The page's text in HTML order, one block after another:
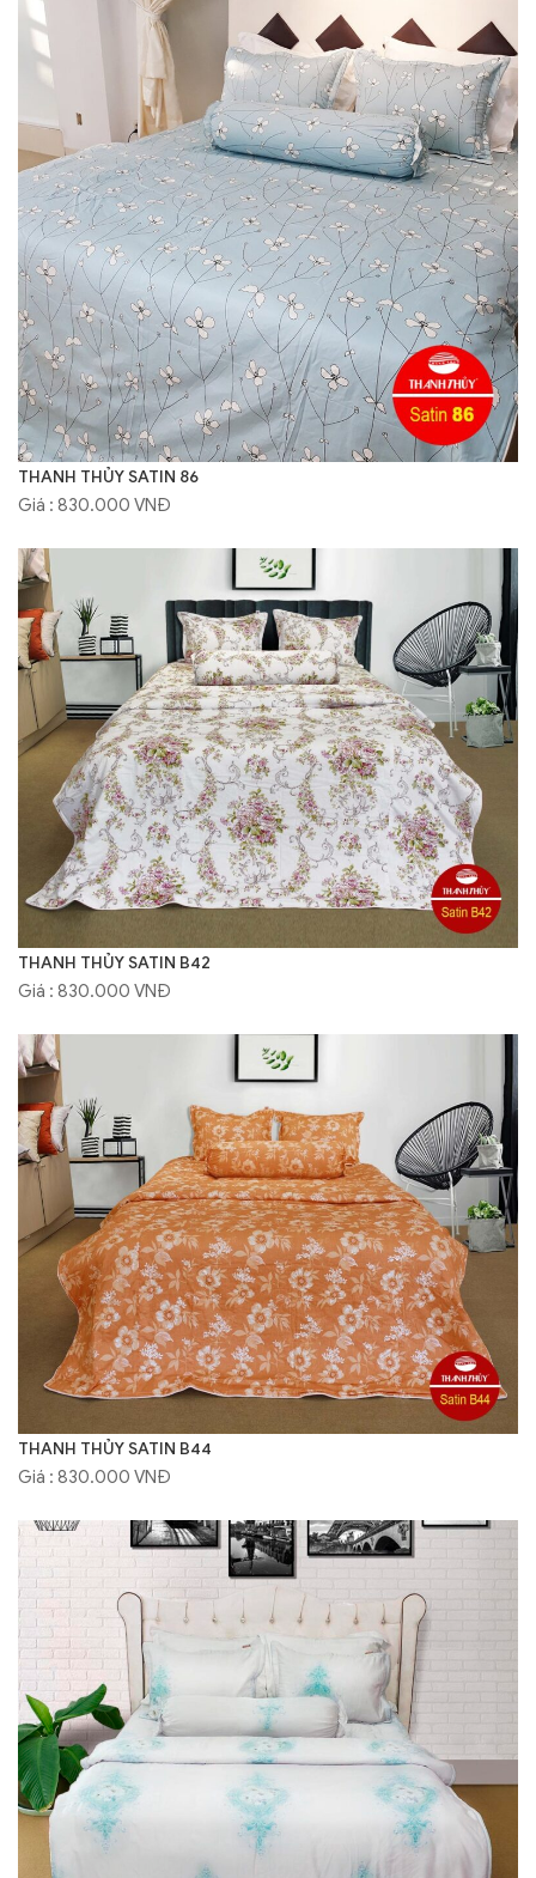
THANH THỦY SATIN 86
Giá : 830.000 VNĐ
THANH THỦY SATIN B42
Giá : 830.000 VNĐ
THANH THỦY SATIN B44
Giá : 830.000 VNĐ